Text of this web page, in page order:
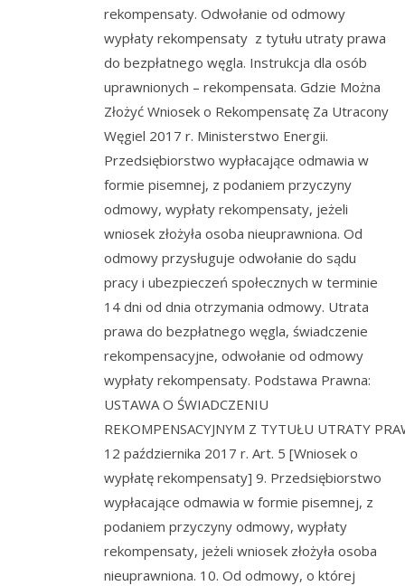
rekompensaty. Odwołanie od odmowy
wypłaty rekompensaty z tytułu utraty prawa
do bezpłatnego węgla. Instrukcja dla osób
uprawnionych – rekompensata. Gdzie Można
Złożyć Wniosek o Rekompensatę Za Utracony
Węgiel 2017 r. Ministerstwo Energii.
Przedsiębiorstwo wypłacające odmawia w
formie pisemnej, z podaniem przyczyny
odmowy, wypłaty rekompensaty, jeżeli
wniosek złożyła osoba nieuprawniona. Od
odmowy przysługuje odwołanie do sądu
pracy i ubezpieczeń społecznych w terminie
14 dni od dnia otrzymania odmowy. Utrata
prawa do bezpłatnego węgla, świadczenie
rekompensacyjne, odwołanie od odmowy
wypłaty rekompensaty. Podstawa Prawna:
USTAWA O ŚWIADCZENIU
REKOMPENSACYJNYM Z TYTUŁU UTRATY
12 października 2017 r. Art. 5 [Wniosek o
wypłatę rekompensaty] 9. Przedsiębiorstwo
wypłacające odmawia w formie pisemnej, z
podaniem przyczyny odmowy, wypłaty
rekompensaty, jeżeli wniosek złożyła osoba
nieuprawniona. 10. Od odmowy, o której